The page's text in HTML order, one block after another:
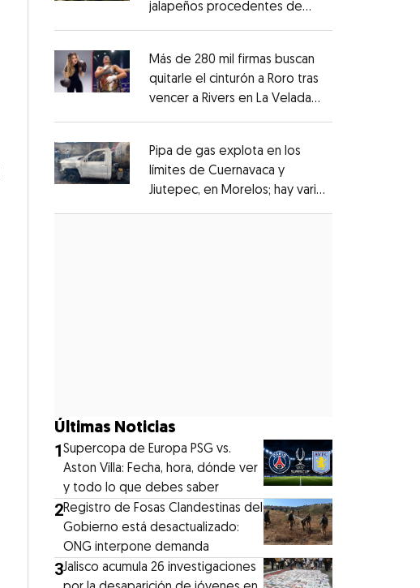
Opens in new windowjalapeños procedentes de
Opens in new window
Más de 280 mil firmas buscan
quitarle el cinturón a Roro tras
vencer a Rivers en La Velada
Opens in new window
Pipa de gas explota en los
límites de Cuernavaca y
Jiutepec, en Morelos; hay varios
Últimas Noticias
1Supercopa de Europa PSG vs.
Aston Villa: Fecha, hora, dónde ver
y todo lo que debes saber
2Registro de Fosas Clandestinas del
Gobierno está desactualizado:
ONG interpone demanda
3Jalisco acumula 26 investigaciones